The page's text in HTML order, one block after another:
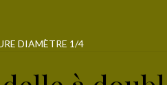
DIAMÈTRE 1/4